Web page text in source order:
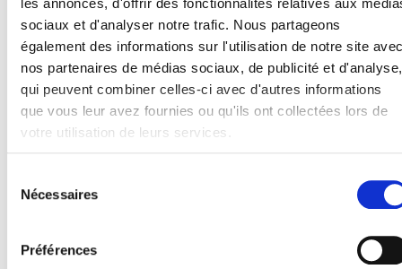
sociaux et d'analyser notre trafic. Nous partageons
également des informations sur l'utilisation de notre site
nos partenaires de médias sociaux, de publicité et d'analyse,
qui peuvent combiner celles-ci avec d'autres informations
que vous leur avez fournies ou qu'ils ont collectées lors de
votre utilisation de leurs services.
Nécessaires
Préférences
Je kunt de volgende websites raadplegen
als je verdere verblijfsinformatie wenst:
Huis voor het toerisme van Gaume